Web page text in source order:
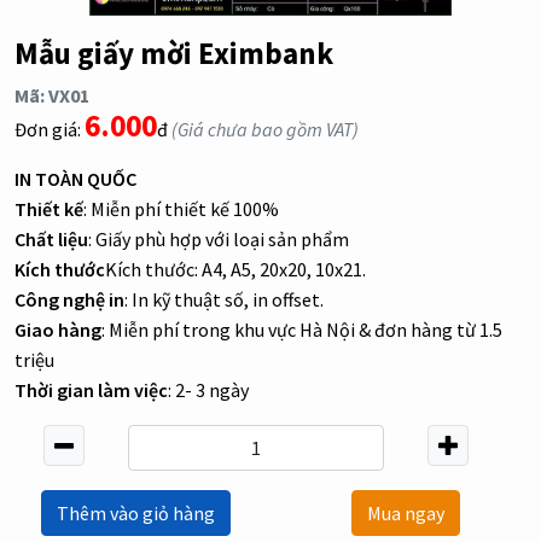
Mẫu giấy mời Eximbank
Mã: VX01
Đơn giá: 6.000đ (Giá chưa bao gồm VAT)
IN TOÀN QUỐC
Thiết kế: Miễn phí thiết kế 100%
Chất liệu: Giấy phù hợp với loại sản phẩm
Kích thướcKích thước: A4, A5, 20x20, 10x21.
Công nghệ in: In kỹ thuật số, in offset.
Giao hàng: Miễn phí trong khu vực Hà Nội & đơn hàng từ 1.5
triệu
Thời gian làm việc: 2- 3 ngày
Thêm vào giỏ hàng Mua ngay